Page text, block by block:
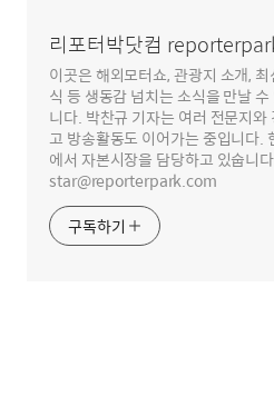
리포터박닷컴
이곳은 해외모터쇼, 관광지 소개,
식 등 생동감 넘치는 소식을 만날 수
니다. 박찬규 기자는 여러 전문지와
고 방송활동도 이어가는 중입니다.
에서 자본시장을 담당하고 있숩니
star@reporterpark.com
구독하기